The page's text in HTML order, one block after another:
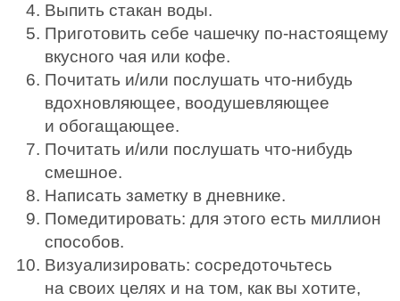
Выпить стакан воды.
Приготовить себе чашечку по-настоящему
вкусного чая или кофе.
Почитать и/или послушать что-нибудь
вдохновляющее, воодушевляющее
и обогащающее.
Почитать и/или послушать что-нибудь
смешное.
Написать заметку в дневнике.
Помедитировать: для этого есть миллион
способов.
Визуализировать: сосредоточьтесь
на своих целях и на том, как вы хотите,